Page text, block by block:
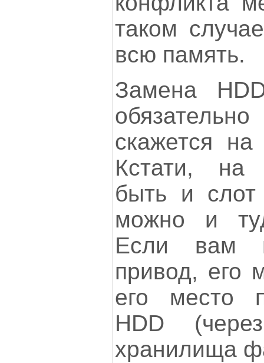
таком
всю память.
Замена
скажется на
Кстати, на
быть и слот
можно и
Если вам
привод, его
его место
HDD
хранилища